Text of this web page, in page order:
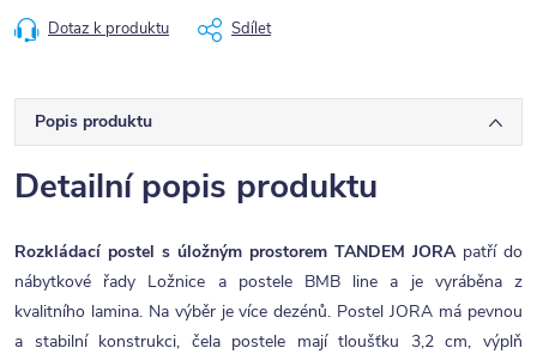
Dotaz k produktu Sdílet
Popis produktu
Detailní popis produktu
Rozkládací postel s úložným prostorem TANDEM JORApatří do
nábytkové řady Ložnice a postele BMB line a je vyráběna z
kvalitního lamina. Na výběr je více dezénů. Postel JORA má pevnou
a stabilní konstrukci, čela postele mají tloušťku 3,2 cm, výplň